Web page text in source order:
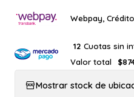
Webpay,
12 Cuotas sin
Valor total
Mostrar stock de